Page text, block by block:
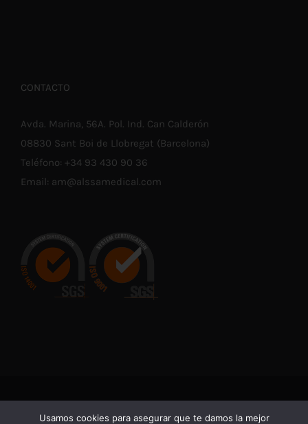
CONTACTO
Avda. Marina, 56A. Pol. Ind. Can Calderón
08830 Sant Boi de Llobregat (Barcelona)
Teléfono: +34 93 430 90 36
Email: am@alssamedical.com
Usamos cookies para asegurar que te damos la mejor